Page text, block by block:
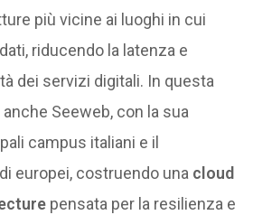
più vicine ai luoghi in cui
riducendo la latenza e
dei servizi digitali. In questa
Seeweb, con la sua
campus italiani e il
europei, costruendo una cloud
pensata per la resilienza e